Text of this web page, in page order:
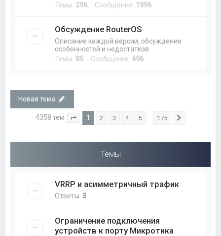
Темы: 296 Сообщения: 1996
Обсуждение RouterOS
Описание каждой версии, обсуждение
особенностей и недостатков
Темы: 85 Сообщения:496
Новая тема
4358 тем Страница из 175
1 2 3 4 5 175
Темы
VRRP и асимметричный трафик
Ответы:3
Ограничение подключения
устройств к порту Микротика